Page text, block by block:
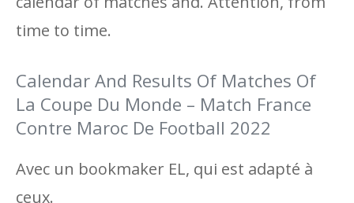
time to time.
Calendar And Results Of Matches Of
La Coupe Du Monde – Match France
Contre Maroc De Football 2022
Avec un bookmaker EL, qui est adapté à
ceux.